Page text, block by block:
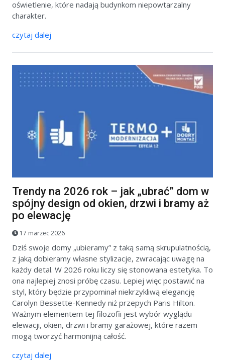
oświetlenie, które nadają budynkom niepowtarzalny
charakter.
czytaj dalej
Trendy na 2026 rok – jak „ubrać” dom w
spójny design od okien, drzwi i bramy aż
po elewację
17 marzec 2026
Dziś swoje domy „ubieramy” z taką samą skrupulatnością,
z jaką dobieramy własne stylizacje, zwracając uwagę na
każdy detal. W 2026 roku liczy się stonowana estetyka. To
ona najlepiej znosi próbę czasu. Lepiej więc postawić na
styl, który będzie przypominał niekrzykliwą elegancję
Carolyn Bessette-Kennedy niż przepych Paris Hilton.
Ważnym elementem tej filozofii jest wybór wyglądu
elewacji, okien, drzwi i bramy garażowej, które razem
mogą tworzyć harmonijną całość.
czytaj dalej